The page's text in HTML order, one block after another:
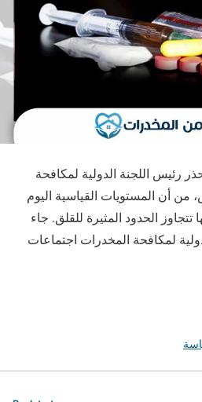
ش أ/ حذر رئيس اللجنة الدولية لمكافحة
أن المستويات القياسية اليوم
الحدود المثيرة للقلق. جاء
لمكافحة المخدرات اجتماعات